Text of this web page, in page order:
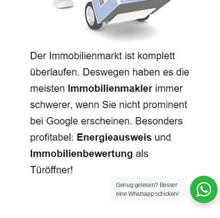
Genug gelesen? Besser
eine Whatsapp schicken!